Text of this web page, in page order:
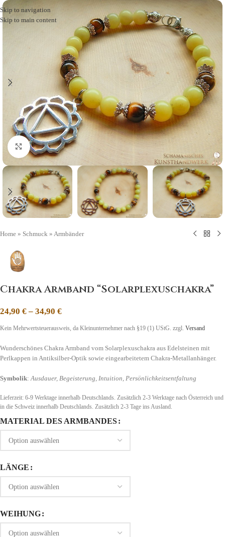
Skip to navigation
Skip to main content
Click to enlarge
Home » Schmuck » Armbänder
Chakra Armband “Solarplexuschakra”
24,90 €– 34,90 €
Kein Mehrwertsteuerausweis, da Kleinunternehmer nach §19 (1) UStG. zzgl. Versand
Wunderschönes Chakra Armband vom Solarplexuschakra aus Edelsteinen mit
Perlkappen in Antiksilber-Optik sowie eingearbeitetem Chakra-Metallanhänger.
Symbolik: Ausdauer, Begeisterung, Intuition, Persönlichkeitsentfaltung
Lieferzeit: 6-9 Werktage innerhalb Deutschlands. Zusätzlich 2-3 Werktage nach Österreich und
in die Schweiz innerhalb Deutschlands. Zusätzlich 2-3 Tage ins Ausland.
MATERIAL DES ARMBANDES
LÄNGE
WEIHUNG